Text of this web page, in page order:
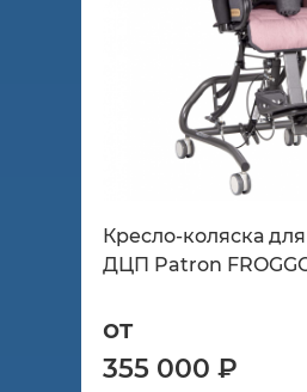
Кресло-коляска
ДЦП Patron
от
355 000 ₽